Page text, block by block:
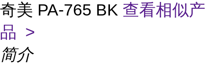
奇美 PA-765 BK 查看相似产
品 >
简介